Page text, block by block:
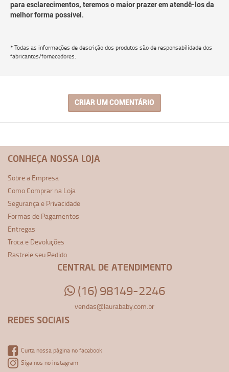
para esclarecimentos, teremos o maior prazer em atendê-los da
melhor forma possível.
* Todas as informações de descrição dos produtos são de responsabilidade dos
fabricantes/fornecedores.
CRIAR UM COMENTÁRIO
CONHEÇA NOSSA LOJA
Sobre a Empresa
Como Comprar na Loja
Segurança e Privacidade
Formas de Pagamentos
Entregas
Troca e Devoluções
Rastreie seu Pedido
CENTRAL DE ATENDIMENTO
(16) 98149-2246
vendas@laurababy.com.br
REDES SOCIAIS
Curta nossa página no facebook
Siga nos no instagram